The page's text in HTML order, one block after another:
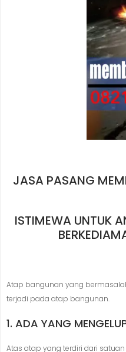
JASA PASANG
ISTIMEWA UNTUK
Atap bangunan yang
terjadi pada atap bangunan.
1. ADA YANG
Atas atap yang terdiri dari